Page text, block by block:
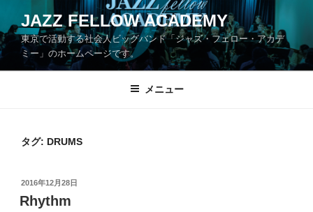
テ
ン
ツ
JAZZ FELLOW ACADEMY
東京で活動する社会人ビッグバンド「ジャズ・フェロー・アカデ
ミー」のホームページです。
メニュー
タグ: DRUMS
投
稿
日:
2016年12月28日
Rhythm